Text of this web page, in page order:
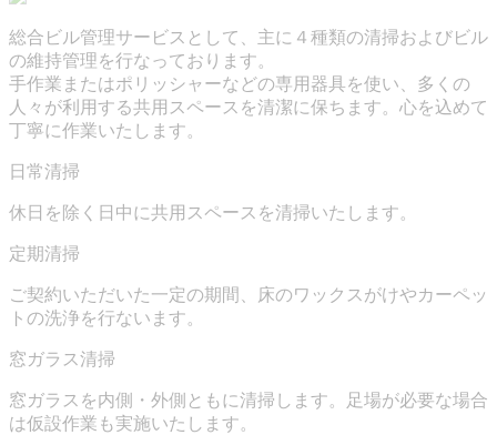
総合ビル管理サービスとして、主に４種類の清掃およびビル
の維持管理を行なっております。
手作業またはポリッシャーなどの専用器具を使い、多くの
人々が利用する共用スペースを清潔に保ちます。心を込めて
丁寧に作業いたします。
日常清掃
休日を除く日中に共用スペースを清掃いたします。
定期清掃
ご契約いただいた一定の期間、床のワックスがけやカーペッ
トの洗浄を行ないます。
窓ガラス清掃
窓ガラスを内側・外側ともに清掃します。足場が必要な場合
は仮設作業も実施いたします。